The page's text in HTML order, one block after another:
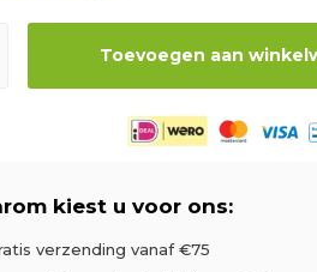
Toevoegen aan
kiest u voor ons:
verzending vanaf €75